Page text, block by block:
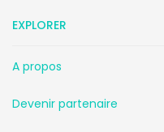
EXPLORER
A propos
Devenir partenaire